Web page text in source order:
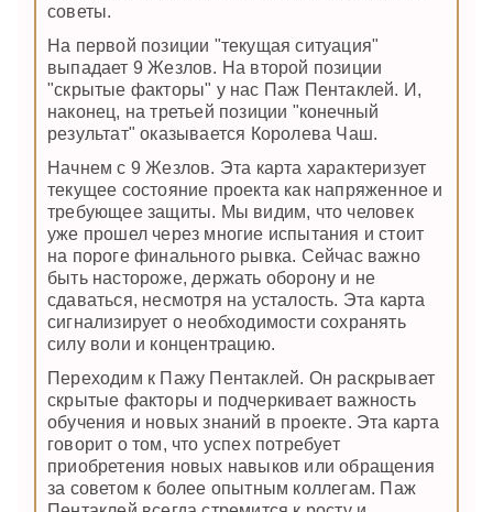
советы.
На первой позиции "текущая ситуация"
выпадает 9 Жезлов. На второй позиции
"скрытые факторы" у нас Паж Пентаклей. И,
наконец, на третьей позиции "конечный
результат" оказывается Королева Чаш.
Начнем с 9 Жезлов. Эта карта характеризует
текущее состояние проекта как напряженное и
требующее защиты. Мы видим, что человек
уже прошел через многие испытания и стоит
на пороге финального рывка. Сейчас важно
быть настороже, держать оборону и не
сдаваться, несмотря на усталость. Эта карта
сигнализирует о необходимости сохранять
силу воли и концентрацию.
Переходим к Пажу Пентаклей. Он раскрывает
скрытые факторы и подчеркивает важность
обучения и новых знаний в проекте. Эта карта
говорит о том, что успех потребует
приобретения новых навыков или обращения
за советом к более опытным коллегам. Паж